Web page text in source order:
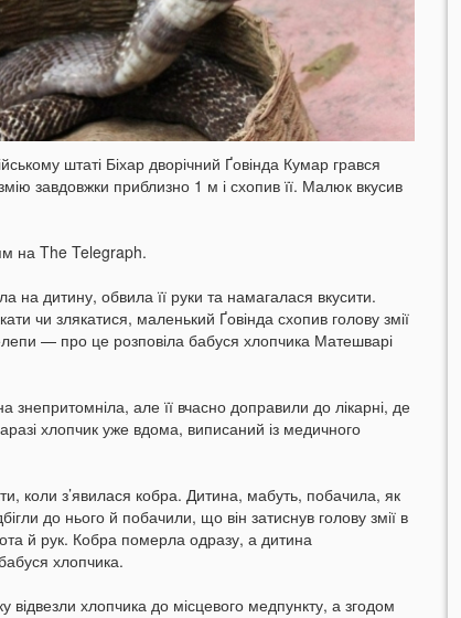
штаті Біхар дворічний Ґовінда Кумар грався
завдовжки приблизно 1 м і схопив її. Малюк вкусив
на The Telegraph.
на дитину, обвила її руки та намагалася вкусити.
чи злякатися, маленький Ґовінда схопив голову змії
— про це розповіла бабуся хлопчика Матешварі
знепритомніла, але її вчасно доправили до лікарні, де
хлопчик уже вдома, виписаний із медичного
коли з’явилася кобра. Дитина, мабуть, побачила, як
до нього й побачили, що він затиснув голову змії в
й рук. Кобра померла одразу, а дитина
хлопчика.
відвезли хлопчика до місцевого медпункту, а згодом